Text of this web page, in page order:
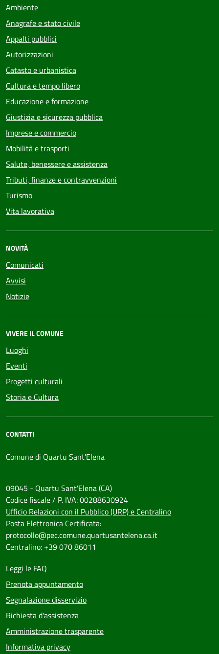
Ambiente
Anagrafe e stato civile
Appalti pubblici
Autorizzazioni
Catasto e urbanistica
Cultura e tempo libero
Educazione e formazione
Giustizia e sicurezza pubblica
Imprese e commercio
Mobilità e trasporti
Salute, benessere e assistenza
Tributi, finanze e contravvenzioni
Turismo
Vita lavorativa
NOVITÀ
Comunicati
Avvisi
Notizie
VIVERE IL COMUNE
Luoghi
Eventi
Progetti culturali
Storia e Cultura
CONTATTI
Comune di Quartu Sant'Elena
09045 - Quartu Sant'Elena (CA)
Codice fiscale / P. IVA: 00288630924
Ufficio Relazioni con il Pubblico (URP) e Centralino
Posta Elettronica Certificata:
protocollo@pec.comune.quartusantelena.ca.it
Centralino: +39 070 86011
Leggi le FAQ
Prenota appuntamento
Segnalazione disservizio
Richiesta d'assistenza
Amministrazione trasparente
Informativa privacy